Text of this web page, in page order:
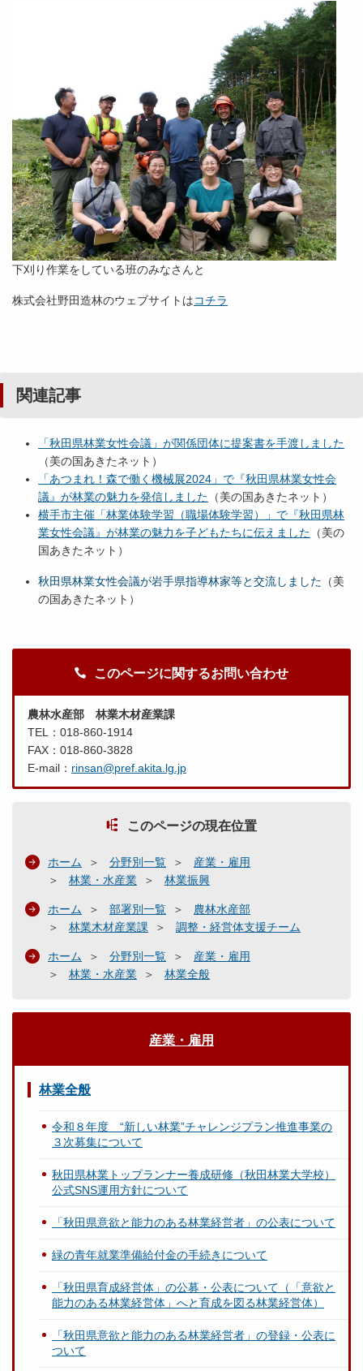
下刈り作業をしている班のみなさんと
株式会社野田造林のウェブサイトはコチラ
関連記事
「秋田県林業女性会議」が関係団体に提案書を手渡しました
（美の国あきたネット）
「あつまれ！森で働く機械展2024」で『秋田県林業女性会
議』が林業の魅力を発信しました （美の国あきたネット）
横手市主催「林業体験学習（職場体験学習）」で『秋田県林
業女性会議』が林業の魅力を子どもたちに伝えました （美の
国あきたネット）
秋田県林業女性会議が岩手県指導林家等と交流しました （美
の国あきたネット）
このページに関するお問い合わせ
農林水産部 林業木材産業課
TEL：018-860-1914
FAX：018-860-3828
E-mail： rinsan@pref.akita.lg.jp
このページの現在位置
ホーム 分野別一覧
産業・雇用
林業・水産業
林業振興
ホーム 部署別一覧
農林水産部
林業木材産業課
調整・経営体支援チーム
ホーム 分野別一覧
産業・雇用
林業・水産業
林業全般
産業・雇用
林業全般
令和８年度 “新しい林業”チャレンジプラン推進事業の
３次募集について
秋田県林業トップランナー養成研修（秋田林業大学校）
公式SNS運用方針について
「秋田県意欲と能力のある林業経営者」の公表について
緑の青年就業準備給付金の手続きについて
「秋田県育成経営体」の公募・公表について（「意欲と
能力のある林業経営体」へと育成を図る林業経営体）
「秋田県意欲と能力のある林業経営者」の登録・公表に
ついて